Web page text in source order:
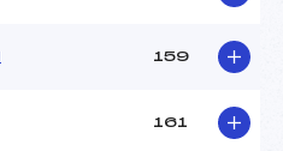
U18
159
161